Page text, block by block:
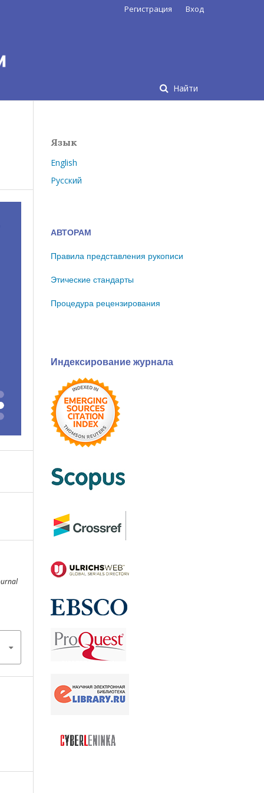
Найти
Регистрация Вход
Язык
English
Русский
АВТОРАМ
Правила представления рукописи
Этические стандарты
Процедура рецензирования
Индексирование журнала